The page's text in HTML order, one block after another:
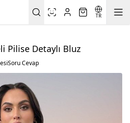
TR
Pilise Detaylı Bluz
Soru Cevap